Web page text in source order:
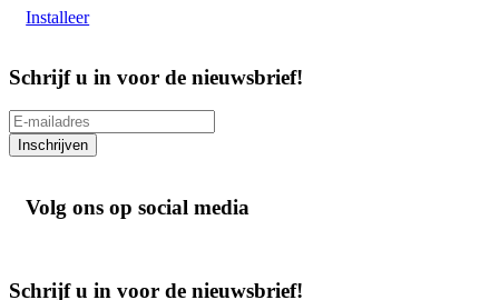
Installeer
Schrijf u in voor de nieuwsbrief!
Inschrijven
Volg ons op social media
Schrijf u in voor de nieuwsbrief!